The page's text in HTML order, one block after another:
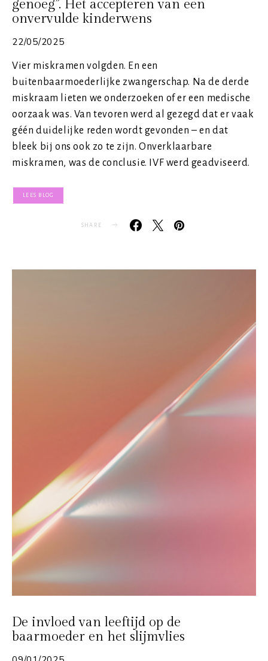
genoeg”. Het accepteren van een
onvervulde kinderwens
22/05/2025
Vier miskramen volgden. En een
buitenbaarmoederlijke zwangerschap. Na de derde
miskraam lieten we onderzoeken of er een medische
oorzaak was. Van tevoren werd al gezegd dat er vaak
géén duidelijke reden wordt gevonden – en dat
bleek bij ons ook zo te zijn. Onverklaarbare
miskramen, was de conclusie. IVF werd geadviseerd.
LEES BLOG
SHARE
De invloed van leeftijd op de
baarmoeder en het slijmvlies